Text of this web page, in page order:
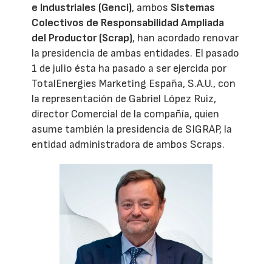
e Industriales (Genci), ambos Sistemas
Colectivos de Responsabilidad Ampliada
del Productor (Scrap), han acordado renovar
la presidencia de ambas entidades. El pasado
1 de julio ésta ha pasado a ser ejercida por
TotalEnergies Marketing España, S.A.U., con
la representación de Gabriel López Ruiz,
director Comercial de la compañía, quien
asume también la presidencia de SIGRAP, la
entidad administradora de ambos Scraps.